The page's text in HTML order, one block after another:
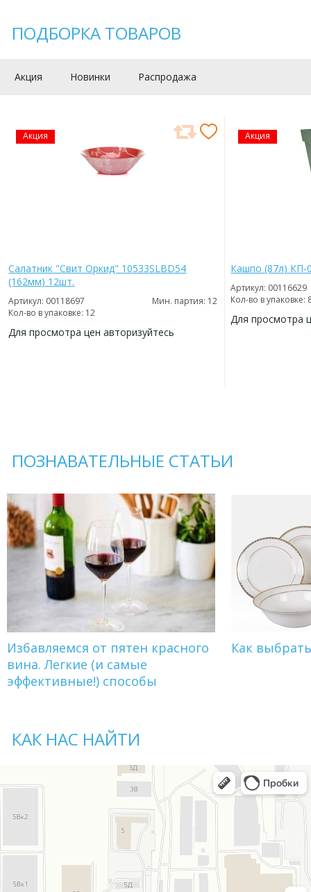
ПОДБОРКА ТОВАРОВ
Акция Новинки Распродажа
Акция
Салатник "Свит Оркид" 10533SLBD54
(162мм) 12шт.
Артикул: 00118697
Мин. партия: 12
Кол-во в упаковке: 12
Для просмотра цен авторизуйтесь
Акция
Кашпо (87л) КП-
Артикул: 00116629
Кол-во в упаковке:
Для просмотра
ПОЗНАВАТЕЛЬНЫЕ СТАТЬИ
Избавляемся от пятен красного
вина. Легкие (и самые
эффективные!) способы
Как
КАК НАС НАЙТИ